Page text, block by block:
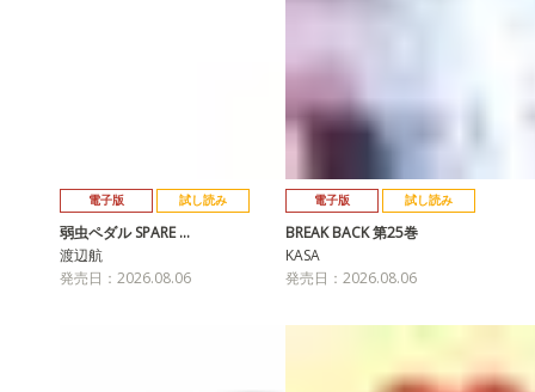
電子版 試し読み
弱虫ペダル SPARE …
渡辺航
発売日：2026.08.06
電子版 試し読み
BREAK BACK 第25巻
KASA
発売日：2026.08.06